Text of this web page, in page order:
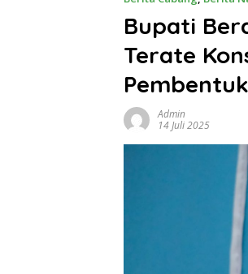
Bupati
Terate
Admin
14 Juli 2025